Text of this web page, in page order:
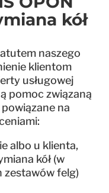
kół
naszego
klientom
usługowej
pomoc związaną
na
albo u klienta,
kół (w
zestawów felg)